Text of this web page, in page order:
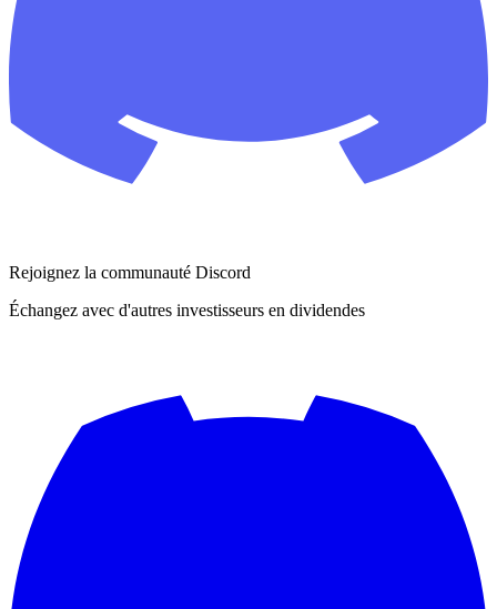
Rejoignez la communauté Discord
Échangez avec d'autres investisseurs en dividendes